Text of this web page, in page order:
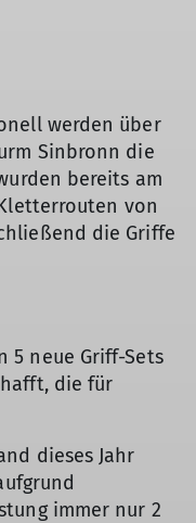
werden über
Sinbronn die
bereits am
von
die Griffe
5 neue Griff-Sets
die für
dieses Jahr
immer nur 2